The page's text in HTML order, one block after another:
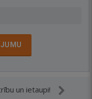
un ietaupi!